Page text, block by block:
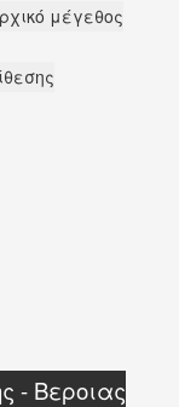
μέγεθος
- Βεροιας